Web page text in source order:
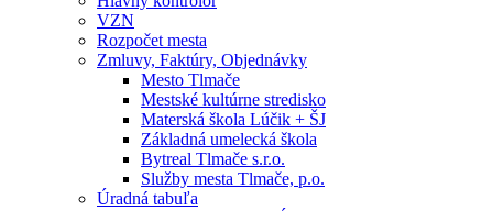
VZN
Rozpočet mesta
Zmluvy, Faktúry, Objednávky
Mesto Tlmače
Mestské kultúrne stredisko
Materská škola Lúčik + ŠJ
Základná umelecká škola
Bytreal Tlmače s.r.o.
Služby mesta Tlmače, p.o.
Úradná tabuľa